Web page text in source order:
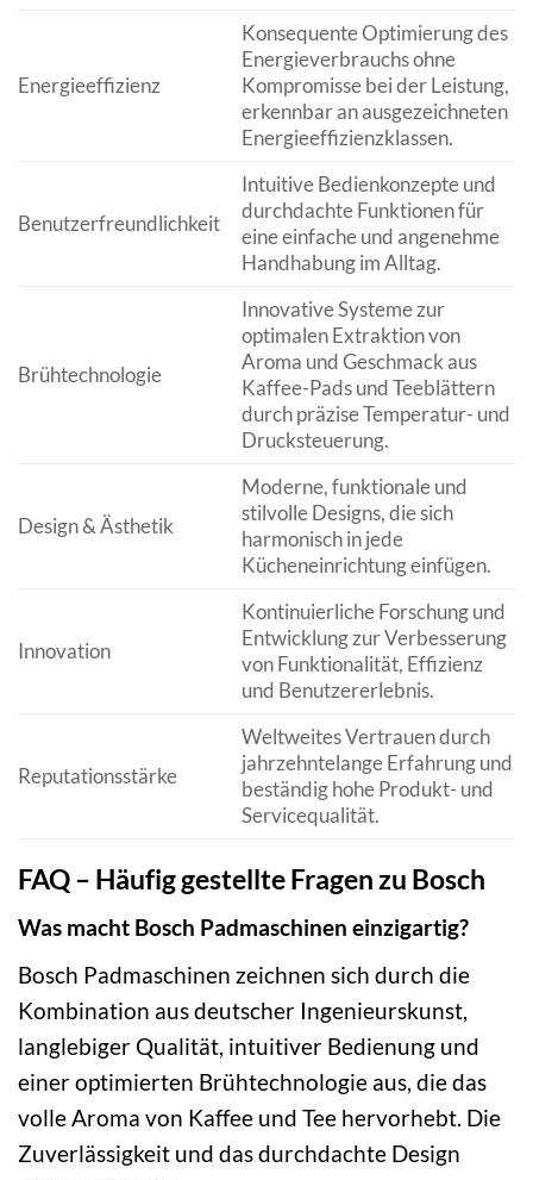
Energieeffizienz
Konsequente Optimierung des
Energieverbrauchs ohne
Kompromisse bei der Leistung,
erkennbar an ausgezeichneten
Energieeffizienzklassen.
Benutzerfreundlichkeit
Intuitive Bedienkonzepte und
durchdachte Funktionen für
eine einfache und angenehme
Handhabung im Alltag.
Brühtechnologie
Innovative Systeme zur
optimalen Extraktion von
Aroma und Geschmack aus
Kaffee-Pads und Teeblättern
durch präzise Temperatur- und
Drucksteuerung.
Design & Ästhetik
Moderne, funktionale und
stilvolle Designs, die sich
harmonisch in jede
Kücheneinrichtung einfügen.
Innovation
Kontinuierliche Forschung und
Entwicklung zur Verbesserung
von Funktionalität, Effizienz
und Benutzererlebnis.
Reputationsstärke
Weltweites Vertrauen durch
jahrzehntelange Erfahrung und
beständig hohe Produkt- und
Servicequalität.
FAQ – Häufig gestellte Fragen zu Bosch
Was macht Bosch Padmaschinen einzigartig?
Bosch Padmaschinen zeichnen sich durch die
Kombination aus deutscher Ingenieurskunst,
langlebiger Qualität, intuitiver Bedienung und
einer optimierten Brühtechnologie aus, die das
volle Aroma von Kaffee und Tee hervorhebt. Die
Zuverlässigkeit und das durchdachte Design